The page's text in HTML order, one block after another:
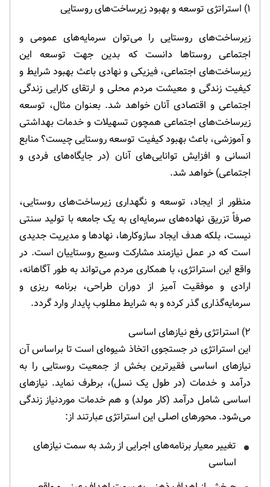
۱) استراتژی توسعه و بهبود زیرساخت‌های روستایی
زیرساخت‌های روستایی را می‌توان سرمایه‌های عمومی و
اجتماعی روستاها دانست که بدین جهت توسعه این
زیرساخت‌های اجتماعی، فیزیکی و نهادی باعث بهبود شرایط و
کیفیت زندگی و معیشت مردم محلی و ارتقای کارایی زندگی
اجتماعی و اقتصادی آنان خواهد شد. بعنوان مثال، توسعه
زیرساخت‌های اجتماعی همچون تسهیلات و خدمات بهداشتی
و آموزشی، باعث بهبود کیفیت توسعه روستایی چیست؟ منابع
انسانی و افزایش توانایی‌های آنان (در جایگاه‌های فردی و
اجتماعی) خواهد شد.
منظور از ایجاد، توسعه و نگهداری زیرساخت‌های روستایی،
صرفاً تزریق نهاده‌های سرمایه‌ای به یک جامعه با تولید سنتی
نیست، بلکه هدف ایجاد سازوکارها، نهادها و مدیریت جدیدی
است که در عمل نیازمند مشارکت وسیع روستاییان است. در
واقع این استراتژی، با همکاری مردم می‌تواند به طور آگاهانه،
ارادی و موفقیت آمیز از دوران طراحی، برنامه ریزی و
سرمایه‌گذاری گذر کرده و به شرایط مطلوب پایدار وارد گردد.
۲) استراتژی رفع نیازهای اساسی
این استراتژی در جستجوی اتخاذ شیوه‌ای است تا براساس آن
نیازهای اساسی فقیرترین بخش از جمعیت روستایی را به
درآمد و خدمات (در طول یک نسل)، برطرف نماید. نیازهای
اساسی شامل درآمد (کار مولد) و هم خدمات موردنیاز زندگی
می‌شود. محورهای اصلی این استراتژی عبارتند از:
تغییر معیار برنامه‌های اجرایی از رشد به سمت نیازهای
اساسی